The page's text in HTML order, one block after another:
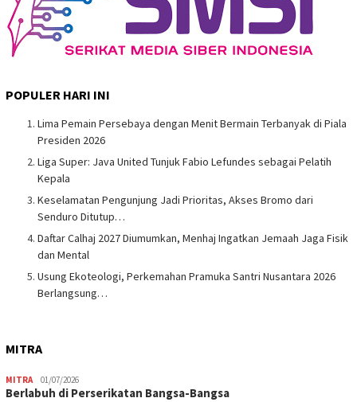
POPULER HARI INI
Lima Pemain Persebaya dengan Menit Bermain Terbanyak di Piala
Presiden 2026
Liga Super: Java United Tunjuk Fabio Lefundes sebagai Pelatih
Kepala
Keselamatan Pengunjung Jadi Prioritas, Akses Bromo dari
Senduro Ditutup…
Daftar Calhaj 2027 Diumumkan, Menhaj Ingatkan Jemaah Jaga Fisik
dan Mental
Usung Ekoteologi, Perkemahan Pramuka Santri Nusantara 2026
Berlangsung…
MITRA
MITRA 01/07/2026
Berlabuh di Perserikatan Bangsa-Bangsa